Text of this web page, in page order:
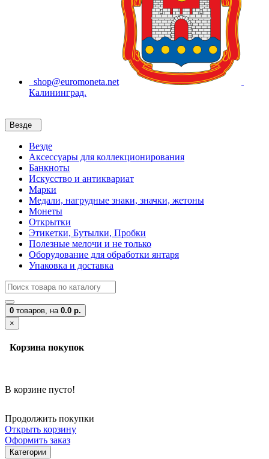
shop@euromoneta.net
Калининград.
Везде
Везде
Аксессуары для коллекционирования
Банкноты
Искусство и антиквариат
Марки
Медали, нагрудные знаки, значки, жетоны
Монеты
Открытки
Этикетки, Бутылки, Пробки
Полезные мелочи и не только
Оборудование для обработки янтаря
Упаковка и доставка
0 товаров, на 0.0 р.
×
Корзина покупок
В корзине пусто!
Продолжить покупки
Открыть корзину
Оформить заказ
Категории